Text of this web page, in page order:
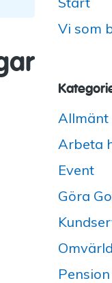
Vi som
Allmänt
Arbeta
Event
Göra
Pension